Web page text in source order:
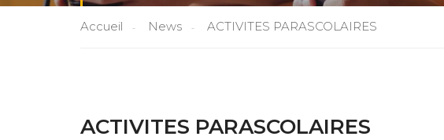
Accueil News ACTIVITES PARASCOLAIRES
ACTIVITES PARASCOLAIRES